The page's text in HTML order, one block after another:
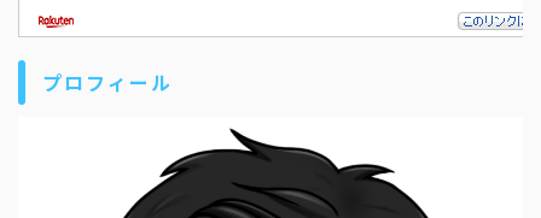
プロフィール